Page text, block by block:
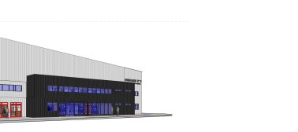
e
m
e
n